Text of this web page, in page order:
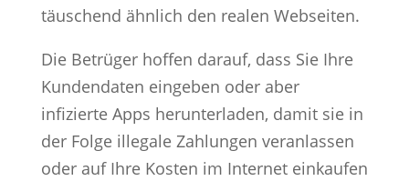
täuschend ähnlich den realen Webseiten.
Die Betrüger hoffen darauf, dass Sie Ihre
Kundendaten eingeben oder aber
infizierte Apps herunterladen, damit sie in
der Folge illegale Zahlungen veranlassen
oder auf Ihre Kosten im Internet einkaufen